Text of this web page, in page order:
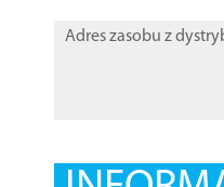
Adres zasobu z